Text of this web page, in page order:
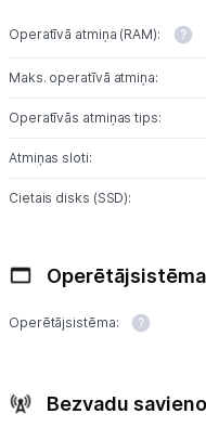
Operatīvā atmiņa (RAM):
Maks. operatīvā atmiņa:
Operatīvās atmiņas tips:
Atmiņas sloti:
Cietais disks (SSD):
Operētājsistēma
Operētājsistēma:
Bezvadu